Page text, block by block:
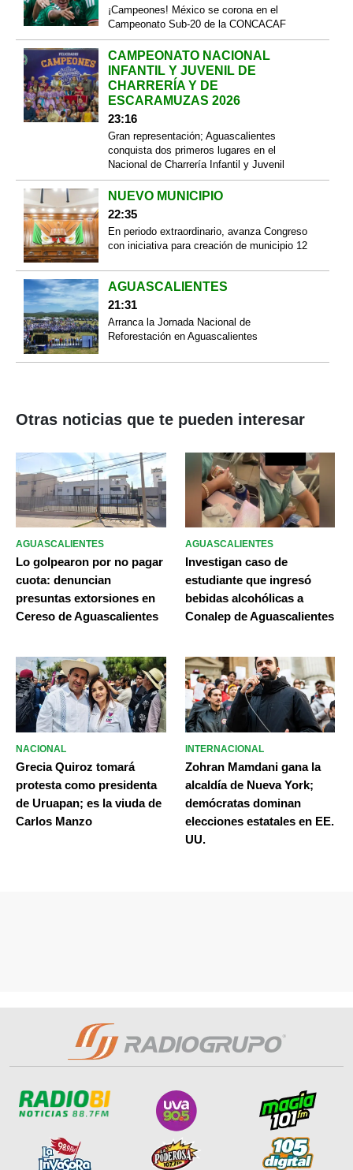
¡Campeones! México se corona en el
Campeonato Sub-20 de la CONCACAF
CAMPEONATO NACIONAL
INFANTIL Y JUVENIL DE
CHARRERÍA Y DE
ESCARAMUZAS 2026
23:16
Gran representación; Aguascalientes
conquista dos primeros lugares en el
Nacional de Charrería Infantil y Juvenil
NUEVO MUNICIPIO
22:35
En periodo extraordinario, avanza Congreso
con iniciativa para creación de municipio 12
AGUASCALIENTES
21:31
Arranca la Jornada Nacional de
Reforestación en Aguascalientes
Otras noticias que te pueden interesar
AGUASCALIENTES
Lo golpearon por no pagar
cuota: denuncian
presuntas extorsiones en
Cereso de Aguascalientes
AGUASCALIENTES
Investigan caso de
estudiante que ingresó
bebidas alcohólicas a
Conalep de Aguascalientes
NACIONAL
Grecia Quiroz tomará
protesta como presidenta
de Uruapan; es la viuda de
Carlos Manzo
INTERNACIONAL
Zohran Mamdani gana la
alcaldía de Nueva York;
demócratas dominan
elecciones estatales en EE.
UU.